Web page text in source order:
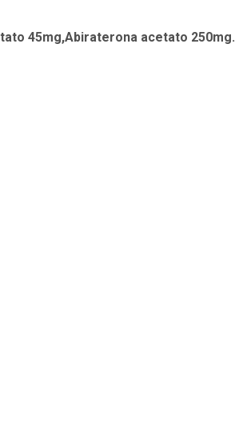
45mg,Abiraterona acetato 250mg.